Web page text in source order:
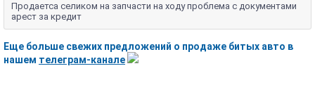
Продаетса селиком на запчасти на ходу проблема с документами
арест за кредит
Еще больше свежих предложений о продаже битых авто в
нашем телеграм-канале